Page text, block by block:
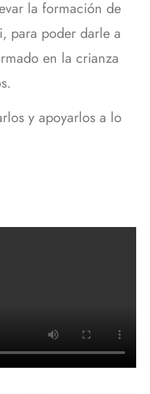
la formación de
para poder darle a
en la crianza
y apoyarlos a lo